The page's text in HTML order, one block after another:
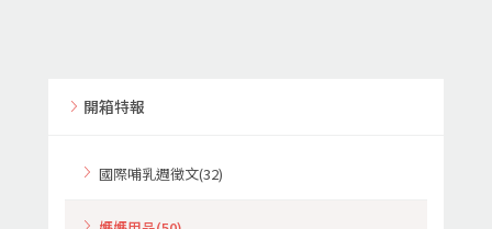
開箱特報
國際哺乳週徵文(32)